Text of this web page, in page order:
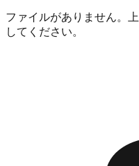
ファイルがありません。
してください。